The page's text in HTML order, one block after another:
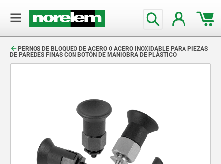
PERNOS DE BLOQUEO DE ACERO O ACERO INOXIDABLE PARA PIEZAS
DE PAREDES FINAS CON BOTÓN DE MANIOBRA DE PLÁSTICO